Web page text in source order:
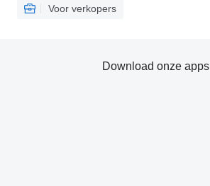
Voor verkopers
Download onze apps